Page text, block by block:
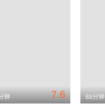
7.6
钟 88分钟